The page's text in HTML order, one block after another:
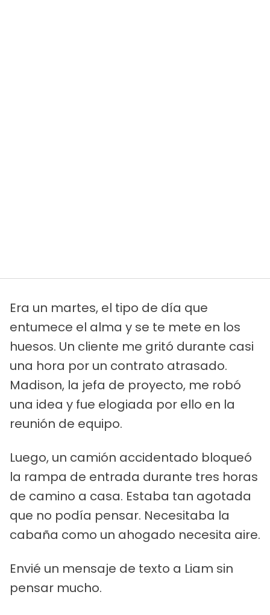
Era un martes, el tipo de día que
entumece el alma y se te mete en los
huesos. Un cliente me gritó durante casi
una hora por un contrato atrasado.
Madison, la jefa de proyecto, me robó
una idea y fue elogiada por ello en la
reunión de equipo.
Luego, un camión accidentado bloqueó
la rampa de entrada durante tres horas
de camino a casa. Estaba tan agotada
que no podía pensar. Necesitaba la
cabaña como un ahogado necesita aire.
Envié un mensaje de texto a Liam sin
pensar mucho.